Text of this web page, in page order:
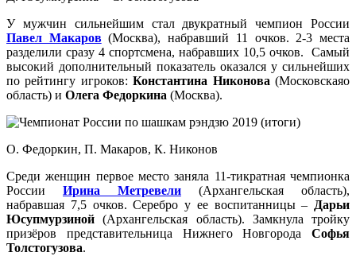
У мужчин сильнейшим стал двукратный чемпион России
Павел Макаров(Москва), набравший 11 очков. 2-3 места
разделили сразу 4 спортсмена, набравших 10,5 очков. Самый
высокий дополнительный показатель оказался у сильнейших
по рейтингу игроков:Константина Никонова (Московскаяо
область) и Олега Федоркина (Москва).
О. Федоркин, П. Макаров, К. Никонов
Среди женщин первое место заняла 11-тикратная чемпионка
России Ирина Метревели (Архангельская область),
набравшая 7,5 очков. Серебро у ее воспитанницы – Дарьи
Юсупмурзиной (Архангельская область). Замкнула тройку
призёров представительница Нижнего Новгорода Софья
Толстогузова.